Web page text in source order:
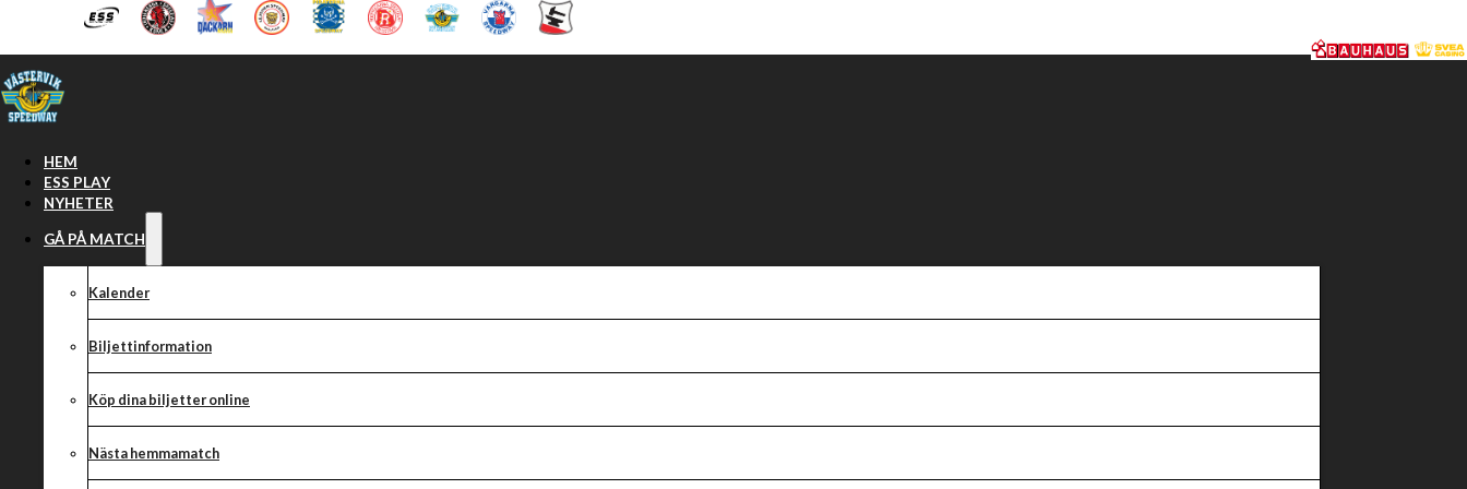
Hoppa till huvudinnehåll Hoppa till sidfot
HEM
ESS PLAY
NYHETER
GÅ PÅ MATCH
Kalender
Biljettinformation
Köp dina biljetter online
Nästa hemmamatch
TACK FÖR SÄSONGEN 2021!